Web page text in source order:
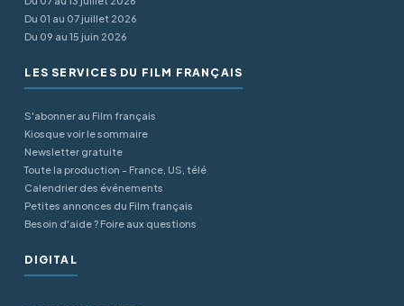
Du 01 au 07 juillet 2026
Du 09 au 15 juin 2026
LES SERVICES DU FILM FRANÇAIS
S'abonner au Film français
Kiosque voir le sommaire
Newsletter gratuite
Toute la production - France, US, télé
Calendrier des événements
Petites annonces du Film français
Besoin d'aide ? Foire aux questions
DIGITAL